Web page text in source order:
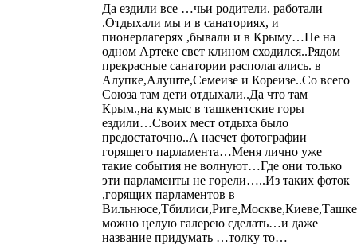
Да ездили все …чьи родители. работали
.Отдыхали мы и в санаториях, и
пионерлагерях ,бывали и в Крыму…Не на
одном Артеке свет клином сходился..Рядом
прекрасные санатории располагались. в
Алупке,Алуште,Семеизе и Кореизе..Со всего
Союза там дети отдыхали..Да что там
Крым.,на кумыс в ташкентские горы
ездили…Своих мест отдыха было
предостаточно..А насчет фотографии
горящего парламента…Меня лично уже
такие события не волнуют…Где они только
эти парламенты не горели…..Из таких фоток
,горящих парламентов в
можно целую галерею сделать…и даже
название придумать …толку то…